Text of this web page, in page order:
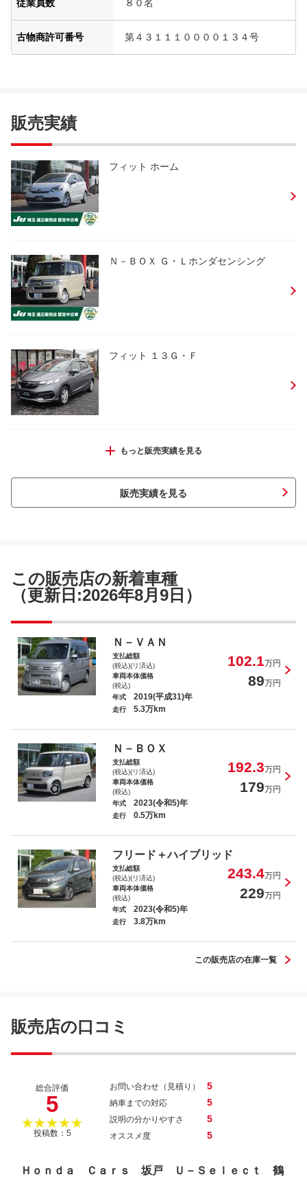
従業員数 ８０名
古物商許可番号 第４３１１１００００１３４号
販売実績
フィット ホーム
Ｎ－ＢＯＸ Ｇ・Ｌホンダセンシング
フィット １３Ｇ・Ｆ
アコード ｅ：ＨＥＶホンダセンシング３
Ｎ－ＯＮＥ プレミアム
センシング
Ｎ－ＢＯＸカスタム Ｌターボ
センシング
もっと販売実績を見る
販売実績を見る
この販売店の新着車種
（更新日:2026年8月9日）
Ｎ－ＶＡＮ
支払総額
(税込)(リ済込)
102.1万円
車両本体価格
(税込)
89万円
年式 2019(平成31)年
走行 5.3万km
Ｎ－ＢＯＸ
支払総額
(税込)(リ済込)
192.3万円
車両本体価格
(税込)
179万円
年式 2023(令和5)年
走行 0.5万km
フリード＋ハイブリッド
支払総額
(税込)(リ済込)
243.4万円
車両本体価格
(税込)
229万円
年式 2023(令和5)年
走行 3.8万km
この販売店の在庫一覧
販売店の口コミ
総合評価
5
★★★★★
投稿数：5
お問い合わせ（見積り） 5
納車までの対応 5
説明の分かりやすさ 5
オススメ度 5
Ｈｏｎｄａ Ｃａｒｓ 坂戸 Ｕ－Ｓｅｌｅｃｔ 鶴